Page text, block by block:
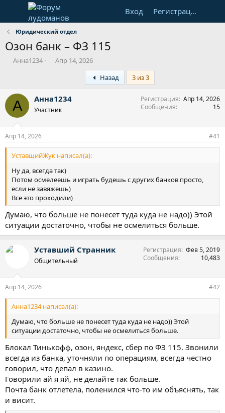
Вход Регистрация
Юридический отдел
Озон банк – ФЗ 115
А
р
т
м
Анна1234
Д
н
ч
а
Апр 14, 2026
Назад 3 из 3
А Анна1234
Участник
Регистрация Апр 14, 2026
Сообщения
15
Апр 14, 2026 #41
УставшийЖук написал(а):
Ну да, всегда так)
Потом осмелеешь и играть будешь с других банков просто,
если не завяжешь)
Все это проходили)
Думаю, что больше не понесет туда куда не надо)) Этой
ситуации достаточно, чтобы не осмелиться больше.
Уставший Странник
Общительный
Регистрация Фев 5, 2019
Сообщения
10,483
Апр 14, 2026 #42
Анна1234 написал(а):
Думаю, что больше не понесет туда куда не надо)) Этой
ситуации достаточно, чтобы не осмелиться больше.
Блокал Тинькофф, озон, яндекс, сбер по ФЗ 115. Звонили
всегда из банка, уточняли по операциям, всегда честно
говорил, что депал в казино.
Говорили ай я яй, не делайте так больше.
Почта банк отлетела, поленился что-то им объяснять, так
и висит.